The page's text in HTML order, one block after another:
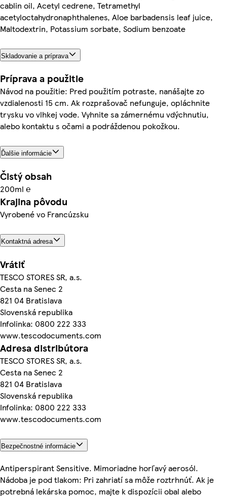
cablin oil, Acetyl cedrene, Tetramethyl
acetyloctahydronaphthalenes, Aloe barbadensis leaf juice,
Maltodextrin, Potassium sorbate, Sodium benzoate
Skladovanie a príprava
Príprava a použitie
Návod na použitie: Pred použitím potraste, nanášajte zo
vzdialenosti 15 cm. Ak rozprašovač nefunguje, opláchnite
trysku vo vlhkej vode. Vyhnite sa zámernému vdýchnutiu,
alebo kontaktu s očami a podráždenou pokožkou.
Ďalšie informácie
Čistý obsah
200ml ℮
Krajina pôvodu
Vyrobené vo Francúzsku
Kontaktná adresa
Vrátiť
TESCO STORES SR, a.s.
Cesta na Senec 2
821 04 Bratislava
Slovenská republika
Infolinka: 0800 222 333
www.tescodocuments.com
Adresa distribútora
TESCO STORES SR, a.s.
Cesta na Senec 2
821 04 Bratislava
Slovenská republika
Infolinka: 0800 222 333
www.tescodocuments.com
Bezpečnostné informácie
Antiperspirant Sensitive. Mimoriadne horľavý aerosól.
Nádoba je pod tlakom: Pri zahriatí sa môže roztrhnúť. Ak je
potrebná lekárska pomoc, majte k dispozícii obal alebo